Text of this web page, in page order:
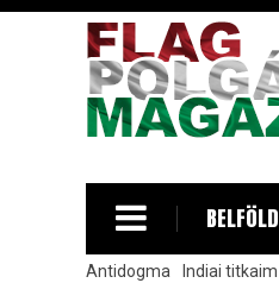
BELFÖLD
Antidogma Indiai titkaim